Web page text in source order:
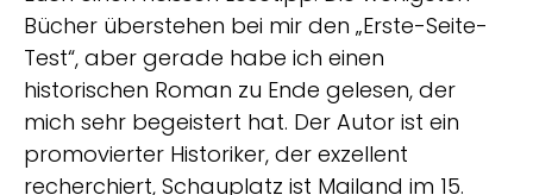
Bücher überstehen bei mir den „Erste-Seite-
Test“, aber gerade habe ich einen
historischen Roman zu Ende gelesen, der
mich sehr begeistert hat. Der Autor ist ein
promovierter Historiker, der exzellent
recherchiert, Schauplatz ist Mailand im 15.